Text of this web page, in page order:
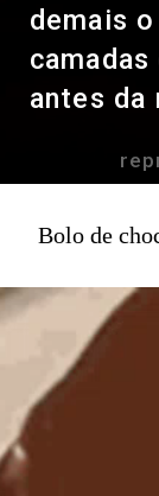
demais
antes da
Bolo de